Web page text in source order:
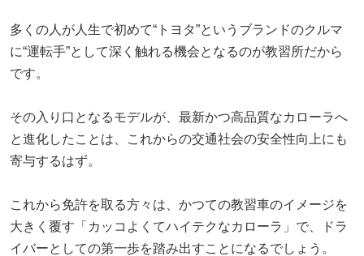
多くの人が人生で初めて“トヨタ”というブランドのクルマ
に“運転手”として深く触れる機会となるのが教習所だから
です。
その入り口となるモデルが、最新かつ高品質なカローラへ
と進化したことは、これからの交通社会の安全性向上にも
寄与するはず。
これから免許を取る方々は、かつての教習車のイメージを
大きく覆す「カッコよくてハイテクなカローラ」で、ドラ
イバーとしての第一歩を踏み出すことになるでしょう。